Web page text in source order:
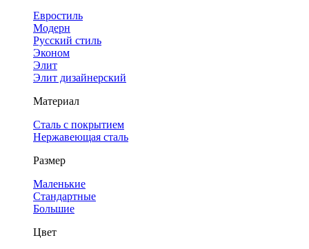
Евростиль
Модерн
Русский стиль
Эконом
Элит
Элит дизайнерский
Материал
Сталь с покрытием
Нержавеющая сталь
Размер
Маленькие
Стандартные
Большие
Цвет